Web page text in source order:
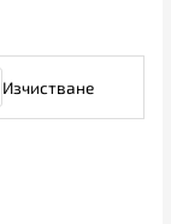
Изчистване